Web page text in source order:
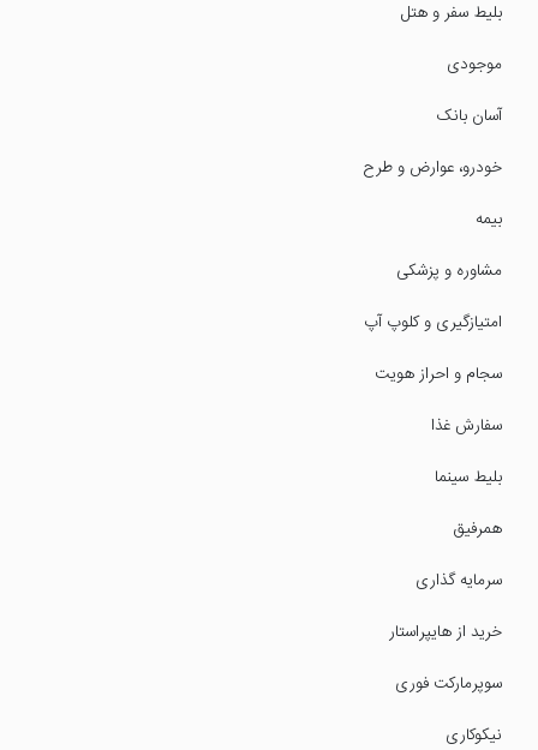
بلیط سفر و هتل
موجودی
آسان بانک
خودرو، عوارض و طرح
بیمه
مشاوره و پزشکی
امتیازگیری و کلوپ آپ
سجام و احراز هویت
سفارش غذا
بلیط سینما
همرفیق
سرمایه گذاری
خرید از هایپراستار
سوپرمارکت فوری
نیکوکاری